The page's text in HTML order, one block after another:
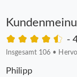
-
Insgesamt 106 •
Philipp